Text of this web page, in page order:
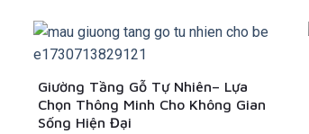
Giường Tầng Gỗ Tự Nhiên– Lựa
Chọn Thông Minh Cho Không Gian
Sống Hiện Đại